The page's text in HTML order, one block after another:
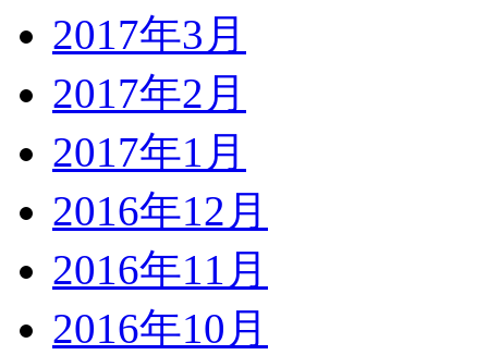
2017年3月
2017年2月
2017年1月
2016年12月
2016年11月
2016年10月